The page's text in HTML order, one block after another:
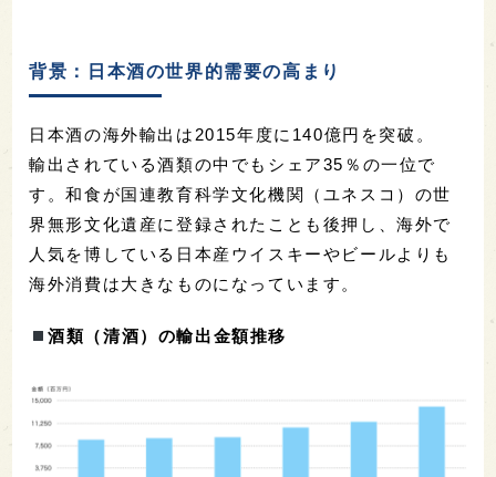
背景：日本酒の世界的需要の高まり
日本酒の海外輸出は2015年度に140億円を突破。
輸出されている酒類の中でもシェア35％の一位で
す。和食が国連教育科学文化機関（ユネスコ）の世
界無形文化遺産に登録されたことも後押し、海外で
人気を博している日本産ウイスキーやビールよりも
海外消費は大きなものになっています。
酒類（清酒）の輸出金額推移